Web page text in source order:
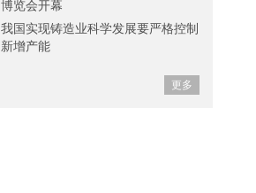
博览会开幕
我国实现铸造业科学发展要严格控制
新增产能
更多